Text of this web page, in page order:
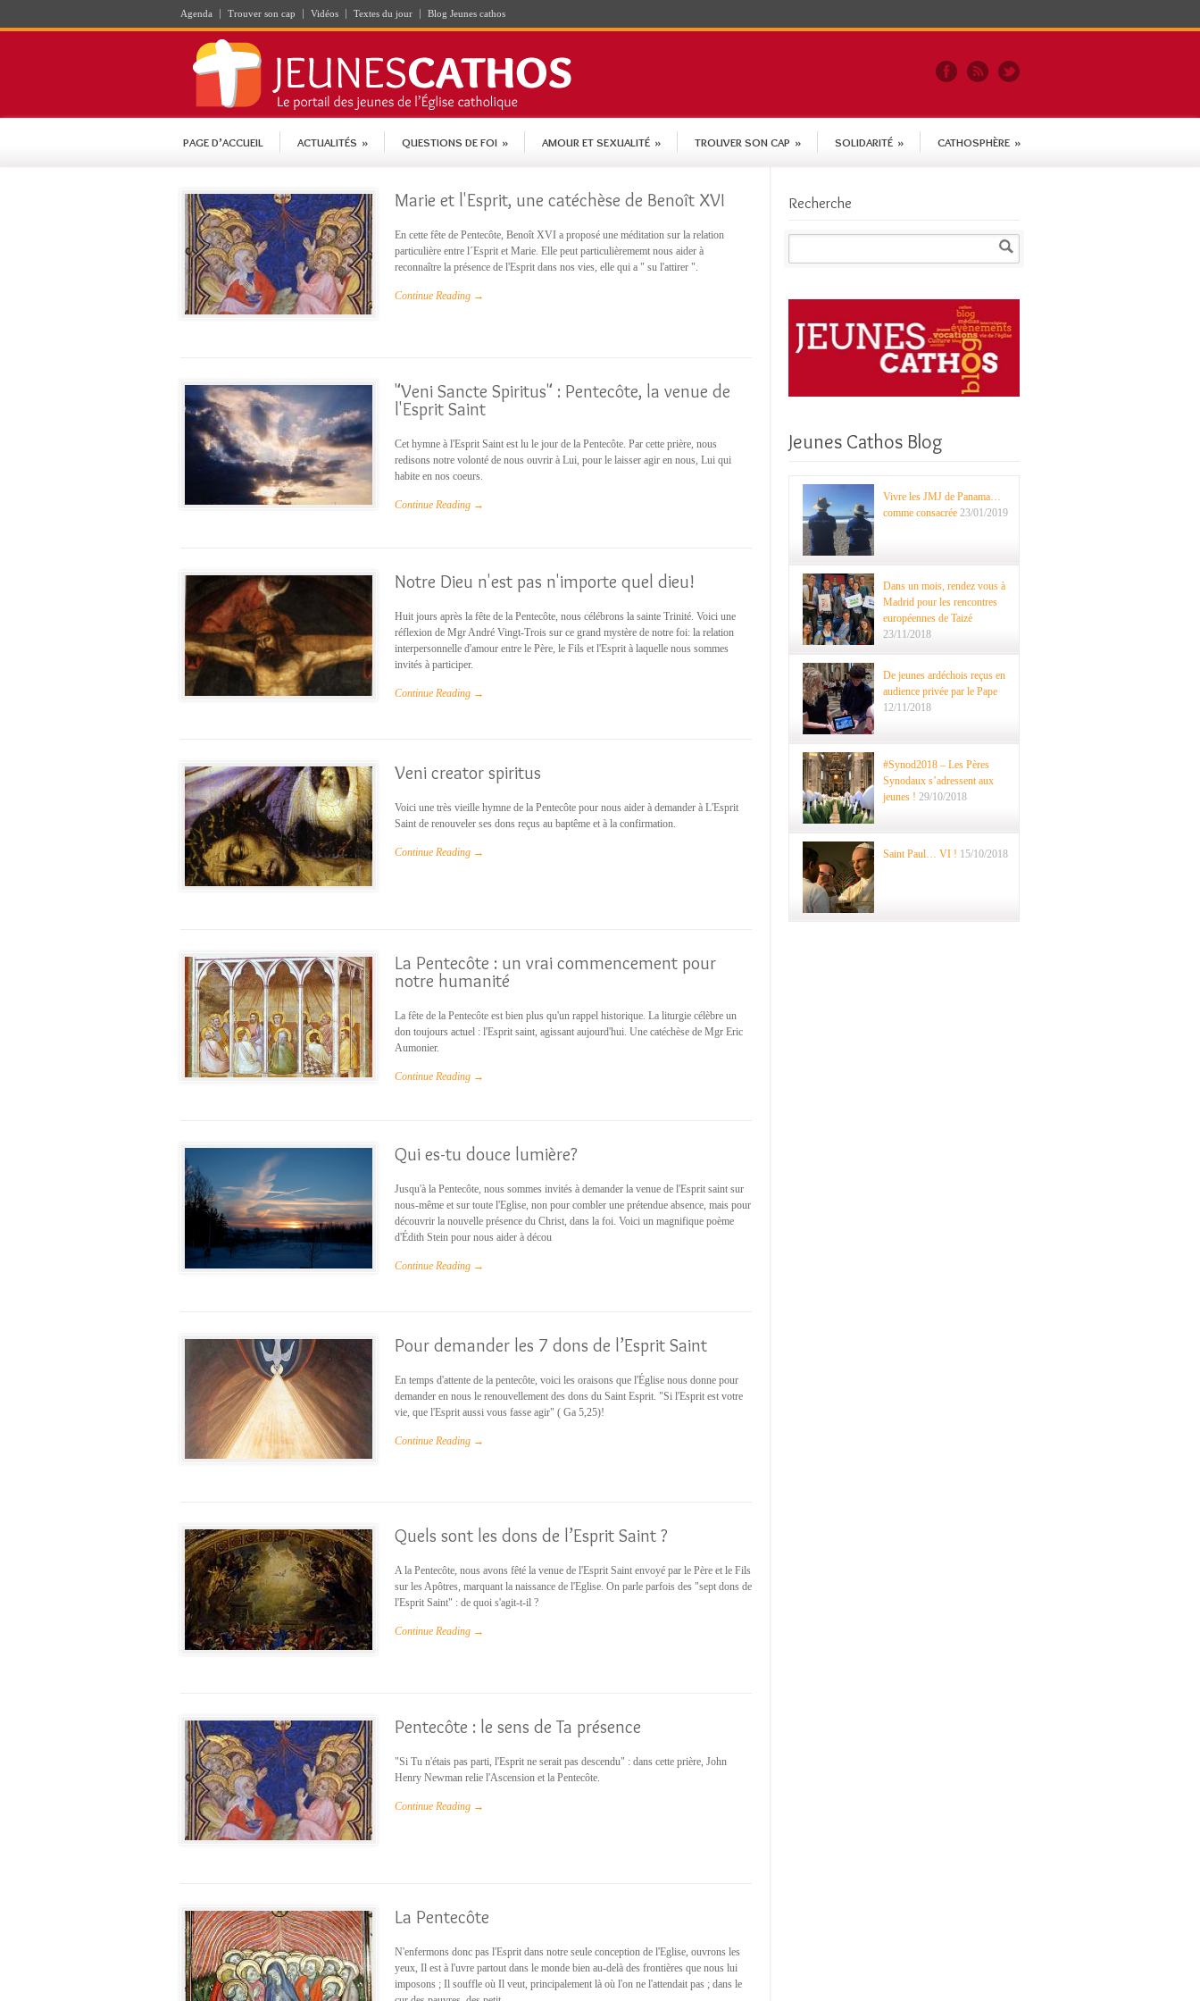
Agenda Trouver son cap Vidéos Textes du jour Blog Jeunes cathos
PAGE D’ACCUEIL ACTUALITÉS » QUESTIONS DE FOI » AMOUR ET SEXUALITÉ » TROUVER SON CAP » SOLIDARITÉ » CATHOSPHÈRE »
Marie et l'Esprit, une catéchèse de Benoît XVI
En cette fête de Pentecôte, Benoît XVI a proposé une méditation sur la relation
particulière entre l´Esprit et Marie. Elle peut particulièrememt nous aider à
reconnaître la présence de l'Esprit dans nos vies, elle qui a " su l'attirer ".
Continue Reading →
"Veni Sancte Spiritus" : Pentecôte, la venue de
l'Esprit Saint
Cet hymne à l'Esprit Saint est lu le jour de la Pentecôte. Par cette prière, nous
redisons notre volonté de nous ouvrir à Lui, pour le laisser agir en nous, Lui qui
habite en nos coeurs.
Continue Reading →
Notre Dieu n'est pas n'importe quel dieu!
Huit jours après la fête de la Pentecôte, nous célébrons la sainte Trinité. Voici une
réflexion de Mgr André Vingt-Trois sur ce grand mystère de notre foi: la relation
interpersonnelle d'amour entre le Père, le Fils et l'Esprit à laquelle nous sommes
invités à participer.
Continue Reading →
Veni creator spiritus
Voici une très vieille hymne de la Pentecôte pour nous aider à demander à L'Esprit
Saint de renouveler ses dons reçus au baptême et à la confirmation.
Continue Reading →
La Pentecôte : un vrai commencement pour
notre humanité
La fête de la Pentecôte est bien plus qu'un rappel historique. La liturgie célèbre un
don toujours actuel : l'Esprit saint, agissant aujourd'hui. Une catéchèse de Mgr Eric
Aumonier.
Continue Reading →
Qui es-tu douce lumière?
Jusqu'à la Pentecôte, nous sommes invités à demander la venue de l'Esprit saint sur
nous-même et sur toute l'Eglise, non pour combler une prétendue absence, mais pour
découvrir la nouvelle présence du Christ, dans la foi. Voici un magnifique poème
d'Édith Stein pour nous aider à décou
Continue Reading →
Pour demander les 7 dons de l’Esprit Saint
En temps d'attente de la pentecôte, voici les oraisons que l'Église nous donne pour
demander en nous le renouvellement des dons du Saint Esprit. "Si l'Esprit est votre
vie, que l'Esprit aussi vous fasse agir" ( Ga 5,25)!
Continue Reading →
Quels sont les dons de l’Esprit Saint ?
A la Pentecôte, nous avons fêté la venue de l'Esprit Saint envoyé par le Père et le Fils
sur les Apôtres, marquant la naissance de l'Eglise. On parle parfois des "sept dons de
l'Esprit Saint" : de quoi s'agit-t-il ?
Continue Reading →
Pentecôte : le sens de Ta présence
"Si Tu n'étais pas parti, l'Esprit ne serait pas descendu" : dans cette prière, John
Henry Newman relie l'Ascension et la Pentecôte.
Continue Reading →
La Pentecôte
N'enfermons donc pas l'Esprit dans notre seule conception de l'Eglise, ouvrons les
yeux, Il est à l'uvre partout dans le monde bien au-delà des frontières que nous lui
imposons ; Il souffle où Il veut, principalement là où l'on ne l'attendait pas ; dans le
Recherche
Jeunes Cathos Blog
Vivre les JMJ de Panama…
comme consacrée 23/01/2019
Dans un mois, rendez vous à
Madrid pour les rencontres
européennes de Taizé
23/11/2018
De jeunes ardéchois reçus en
audience privée par le Pape
12/11/2018
#Synod2018 – Les Pères
Synodaux s’adressent aux
jeunes ! 29/10/2018
Saint Paul… VI ! 15/10/2018